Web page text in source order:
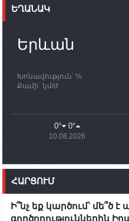
11:03
ՄԱԿ-ի
Ադրբեջանի
Ստեփանակերտ
10:07 02.10.2023
09:38 02.10.2023
ԵՂԱՆԱԿ
Երևան
Խոնավություն՝ %
Քամի՝ կմ/ժ
0° 0°
10.08.2026
ՀԱՐՑՈՒՄ
Ի՞նչ եք կարծում՝ մե՞ծ
գործողություններին